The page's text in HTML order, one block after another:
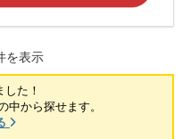
を表示
した！
中から探せます。